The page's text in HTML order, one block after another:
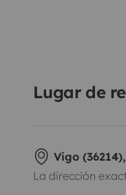
Lugar de
Vigo
La dirección